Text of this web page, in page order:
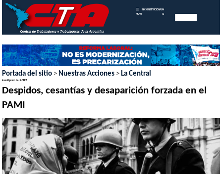
MENU
INICIOINSTITUCIONAL MEMORIAS
ANUALES
Portada del sitio > Nuestras Acciones > La Central
Investigación del SUTEPA
Despidos, cesantías y desaparición forzada en el
PAMI